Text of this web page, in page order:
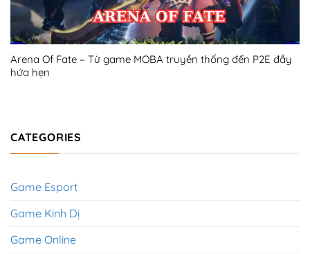
Arena Of Fate – Từ game MOBA truyền thống đến P2E đầy
hứa hẹn
CATEGORIES
Game Esport
Game Kinh Dị
Game Online